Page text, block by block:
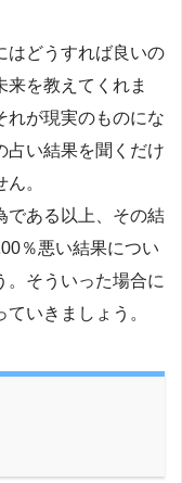
はどうすれば良いの
来を教えてくれま
れが現実のものにな
占い結果を聞くだけ
。
である以上、その結
％悪い結果につい
。そういった場合に
いきましょう。